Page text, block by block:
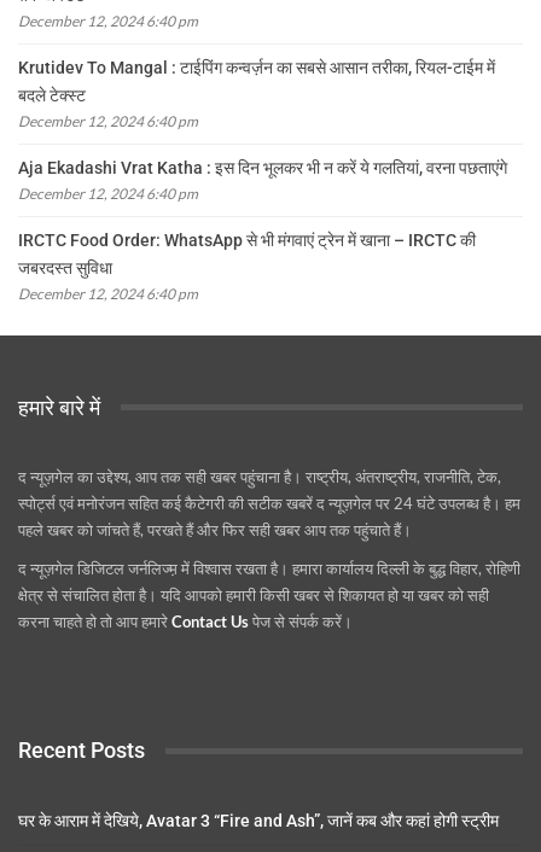
December 12, 2024 6:40 pm
Krutidev To Mangal : टाईपिंग कन्वर्ज़न का सबसे आसान तरीका, रियल-टाईम में
बदले टेक्स्ट
December 12, 2024 6:40 pm
Aja Ekadashi Vrat Katha : इस दिन भूलकर भी न करें ये गलतियां, वरना पछताएंगे
December 12, 2024 6:40 pm
IRCTC Food Order: WhatsApp से भी मंगवाएं ट्रेन में खाना – IRCTC की
जबरदस्त सुविधा
December 12, 2024 6:40 pm
हमारे बारे में
द न्यूज़गेल का उद्देश्य, आप तक सही खबर पहुंचाना है। राष्ट्रीय, अंतराष्ट्रीय, राजनीति, टेक,
स्पोर्ट्स एवं मनोरंजन सहित कई कैटेगरी की सटीक खबरें द न्यूज़गेल पर 24 घंटे उपलब्ध है। हम
पहले खबर को जांचते हैं, परखते हैं और फिर सही खबर आप तक पहुंचाते हैं।
द न्यूज़गेल डिजिटल जर्नलिज्म़ में विश्वास रखता है। हमारा कार्यालय दिल्ली के बुद्ध विहार, रोहिणी
क्षेत्र से संचालित होता है। यदि आपको हमारी किसी खबर से शिकायत हो या खबर को सही
करना चाहते हो तो आप हमारेContact Usपेज से संपर्क करें।
Recent Posts
घर के आराम में देखिये, Avatar 3 “Fire and Ash”, जानें कब और कहां होगी स्ट्रीम